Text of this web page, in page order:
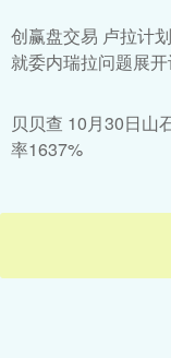
创赢盘交易 卢拉计
就委内瑞拉问题展
贝贝查 10月30日山
率1637%